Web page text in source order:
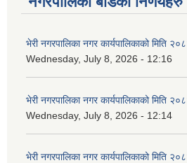
भेरी नगरपालिका नगर कार्यपालिकाको मिति
Wednesday, July 8, 2026 - 12:16
भेरी नगरपालिका नगर कार्यपालिकाको मिति
Wednesday, July 8, 2026 - 12:14
भेरी नगरपालिका नगर कार्यपालिकाको मिति